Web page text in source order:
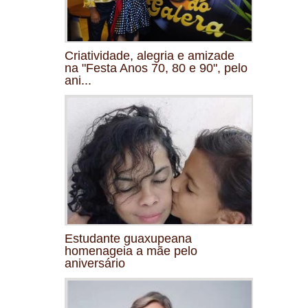
Criatividade, alegria e amizade
na "Festa Anos 70, 80 e 90", pelo
ani...
Estudante guaxupeana
homenageia a mãe pelo
aniversário